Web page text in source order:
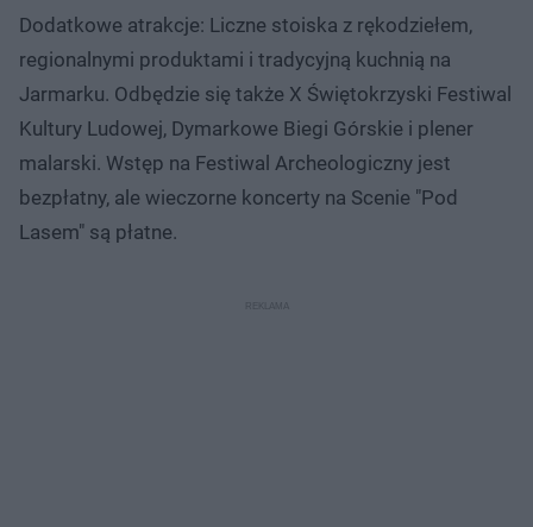
Dodatkowe atrakcje: Liczne stoiska z rękodziełem,
regionalnymi produktami i tradycyjną kuchnią na
Jarmarku. Odbędzie się także X Świętokrzyski Festiwal
Kultury Ludowej, Dymarkowe Biegi Górskie i plener
malarski. Wstęp na Festiwal Archeologiczny jest
bezpłatny, ale wieczorne koncerty na Scenie "Pod
Lasem" są płatne.